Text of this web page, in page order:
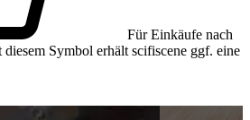
Für Einkäufe nach
Symbol erhält scifiscene ggf. eine